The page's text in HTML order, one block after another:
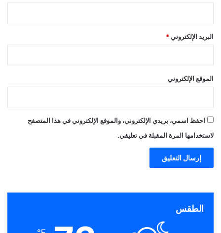
البريد الإلكتروني *
الموقع الإلكتروني
احفظ اسمي، بريدي الإلكتروني، والموقع الإلكتروني في هذا المتصفح
لاستخدامها المرة المقبلة في تعليقي.
الطقس